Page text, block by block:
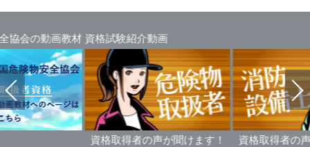
協会の動画教材 資格試験紹介動画
資格取得者の声が聞けます！ 資格取得者の